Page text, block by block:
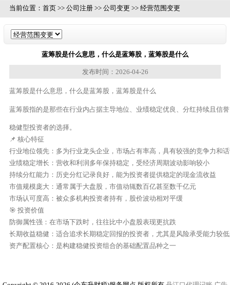
当前位置： 首页>> 公司注册>> 公司变更 >> 经营范围变更
蓝筹股是什么意思，什么是蓝筹股，蓝筹股是什么
发布时间：2026-04-26
蓝筹股是什么意思，什么是蓝筹股，蓝筹股是什么
蓝筹股指的是那些在行业内占据主导地位、业绩稳定优良、分红持续且信
稳健型投资者的选择。
📌 核心特征
行业地位领先：多为行业龙头企业，市场占有率高，具有较强的竞争力和
业绩稳定增长：营收和利润多年保持稳定，受经济周期波动影响较小
持续分红能力：历史分红记录良好，能为投资者提供稳定的现金流收益
市值规模庞大：通常属于大盘股，市值动辄数百亿甚至数千亿元
市场认可度高：被众多机构投资者持有，股价波动相对平缓
🎯 投资价值
防御属性强：在市场下跌时，往往比中小盘股表现更抗跌
长期收益稳健：适合追求长期稳定回报的投资者，尤其是风险承受能力较
资产配置核心：是构建稳健投资组合的基础配置品种之一